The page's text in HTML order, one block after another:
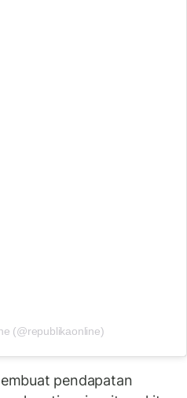
(@republikaonline)
pendapatan